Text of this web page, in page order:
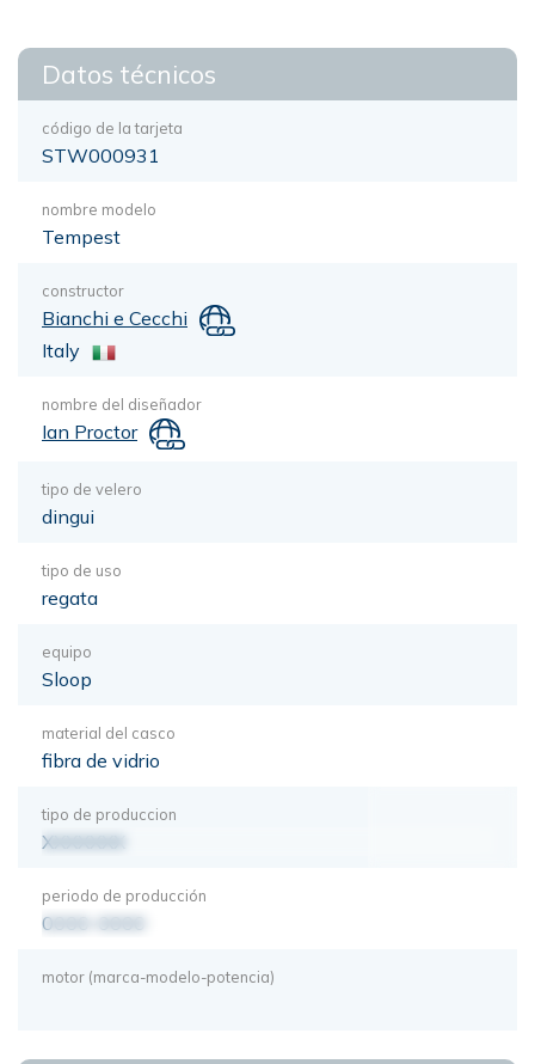
Datos técnicos
código de la tarjeta
STW000931
nombre modelo
Tempest
constructor
Bianchi e Cecchi
Italy
nombre del diseñador
Ian Proctor
tipo de velero
dingui
tipo de uso
regata
equipo
Sloop
material del casco
fibra de vidrio
tipo de produccion
XXXXXXX
periodo de producción
0000-0000
motor (marca-modelo-potencia)